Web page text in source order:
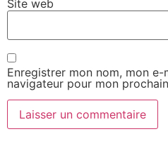
Site web
Enregistrer mon nom, mon
navigateur pour mon